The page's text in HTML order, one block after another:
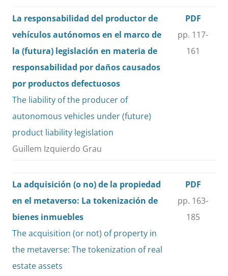
La responsabilidad del productor de
vehículos autónomos en el marco de
la (futura) legislación en materia de
responsabilidad por daños causados
por productos defectuosos
The liability of the producer of
autonomous vehicles under (future)
product liability legislation
Guillem Izquierdo Grau
PDF
pp. 117-
161
La adquisición (o no) de la propiedad
en el metaverso: La tokenización de
bienes inmuebles
The acquisition (or not) of property in
the metaverse: The tokenization of real
estate assets
PDF
pp. 163-
185